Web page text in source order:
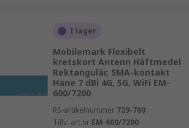
I lager
Mobilemark Flexibelt
kretskort Antenn Häftmedel
Rektangulär, SMA-kontakt
Hane 7 dBi 4G, 5G, WiFi EM-
600/7200
RS-artikelnummer 729-760
Tillv. art.nr EM-600/7200